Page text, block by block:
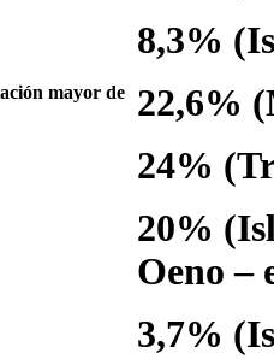
mayor de
8,3%
22,6%
24%
20%
Oeno –
3,7%